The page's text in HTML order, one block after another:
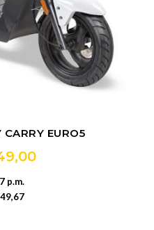
EURO5
p.m.